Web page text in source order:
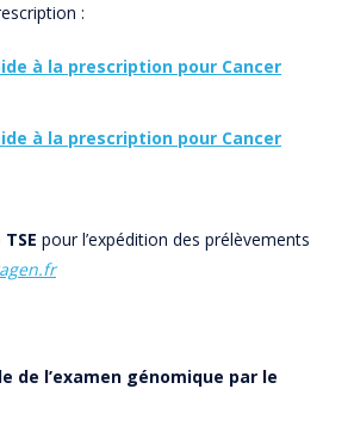
:
à la prescription pour Cancer
à la prescription pour Cancer
pour l’expédition des prélèvements
de l’examen génomique par le